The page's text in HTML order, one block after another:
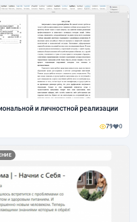
и личностной реализации
79 0